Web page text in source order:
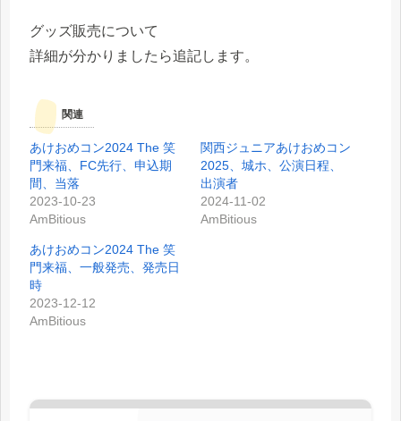
グッズ販売について
詳細が分かりましたら追記します。
関連
あけおめコン2024 The 笑
門来福、FC先行、申込期
間、当落
2023-10-23
AmBitious
関西ジュニアあけおめコン
2025、城ホ、公演日程、
出演者
2024-11-02
AmBitious
あけおめコン2024 The 笑
門来福、一般発売、発売日
時
2023-12-12
AmBitious